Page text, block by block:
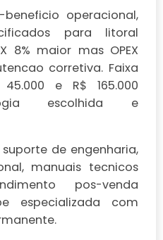
operacional,
para litoral
8% maior mas OPEX
corretiva. Faixa
e R$ 165.000
escolhida e
de engenharia,
manuais tecnicos
pos-venda
especializada com